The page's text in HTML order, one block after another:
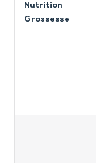
Nutrition
Grossesse